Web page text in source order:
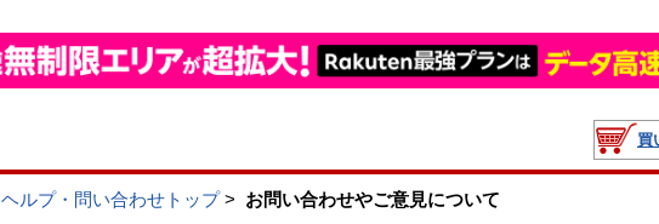
買
ヘルプ・問い合わせトップ> お問い合わせやご意見について